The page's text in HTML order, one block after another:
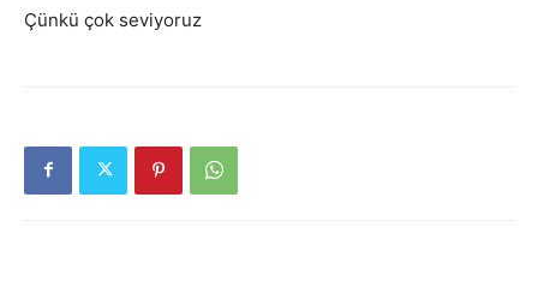
Çünkü çok seviyoruz